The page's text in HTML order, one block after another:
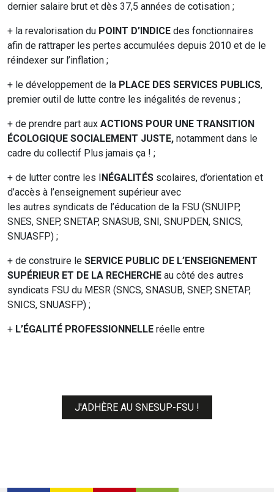
dernier salaire brut et dès 37,5 années de cotisation ;
+ la revalorisation du POINT D’INDICE des fonctionnaires
afin de rattraper les pertes accumulées depuis 2010 et de le
réindexer sur l’inflation ;
+ le développement de la PLACE DES SERVICES PUBLICS,
premier outil de lutte contre les inégalités de revenus ;
+ de prendre part aux ACTIONS POUR UNE TRANSITION
ÉCOLOGIQUE SOCIALEMENT JUSTE, notamment dans le
cadre du collectif Plus jamais ça ! ;
+ de lutter contre les I NÉGALITÉS scolaires, d’orientation et
d’accès à l’enseignement supérieur avec
les autres syndicats de l’éducation de la FSU (SNUIPP,
SNES, SNEP, SNETAP, SNASUB, SNI, SNUPDEN, SNICS,
SNUASFP) ;
+ de construire le SERVICE PUBLIC DE L’ENSEIGNEMENT
SUPÉRIEUR ET DE LA RECHERCHE au côté des autres
syndicats FSU du MESR (SNCS, SNASUB, SNEP, SNETAP,
SNICS, SNUASFP) ;
+ L’ÉGALITÉ PROFESSIONNELLE réelle entre
J'ADHÈRE AU SNESUP-FSU !